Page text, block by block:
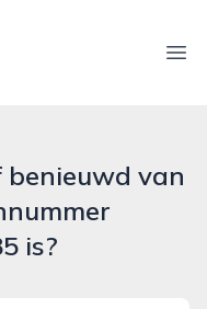
benieuwd van
is?